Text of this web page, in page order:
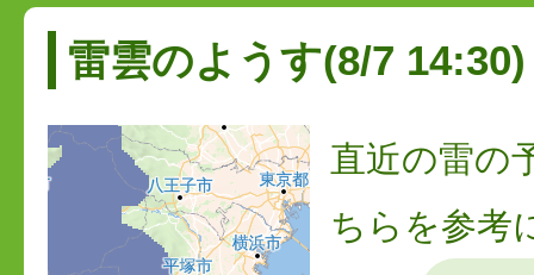
雷雲のようす(8/7 14:30)
直近の雷の
ちらを参考